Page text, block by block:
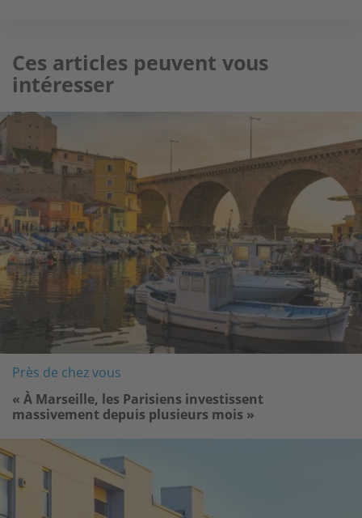
Ces articles peuvent vous
intéresser
Image
Près de chez vous
« À Marseille, les Parisiens investissent
massivement depuis plusieurs mois »
Image